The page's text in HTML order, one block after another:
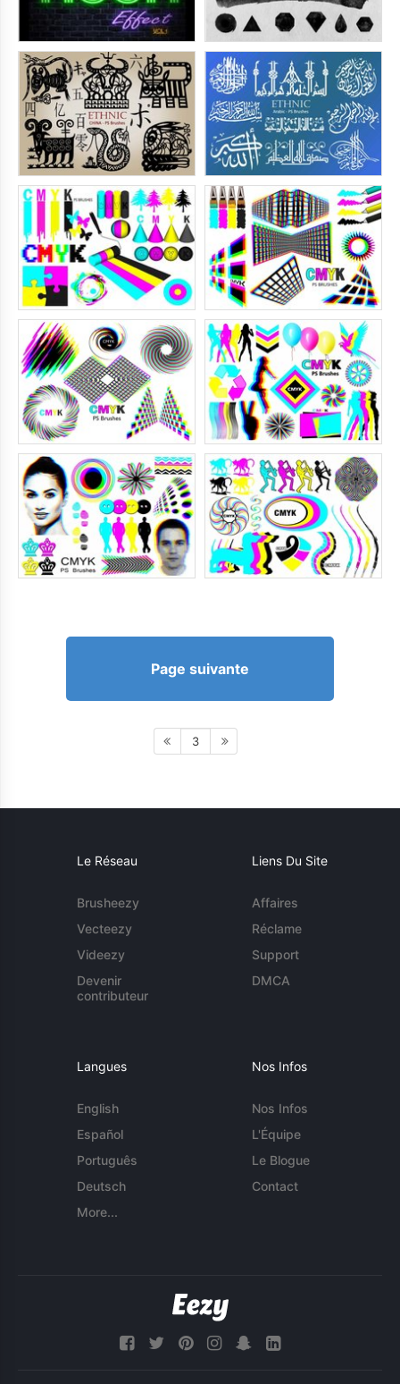
Page suivante
3
Le Réseau
Brusheezy
Vecteezy
Videezy
Devenir
contributeur
Liens Du Site
Affaires
Réclame
Support
DMCA
Langues
English
Español
Português
Deutsch
More...
Nos Infos
Nos Infos
L'Équipe
Le Blogue
Contact